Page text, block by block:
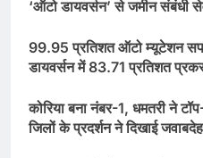
‘ऑटो डायवर्सन’ से जमीन संबंधी
​99.95 प्रतिशत ऑटो म्यूटेशन
डायवर्सन में 83.71 प्रतिशत
​कोरिया बना नंबर-1, धमतरी ने
जिलों के प्रदर्शन ने दिखाई